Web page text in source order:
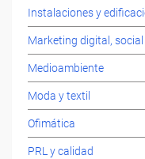
Instalaciones y
Marketing digital,
Medioambiente
Moda y textil
Ofimática
PRL y calidad